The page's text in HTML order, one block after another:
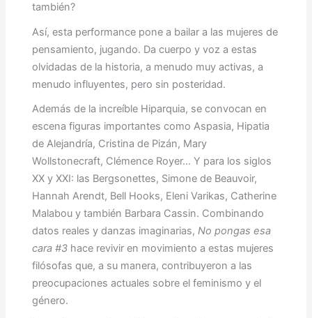
también?
Así, esta performance pone a bailar a las mujeres de
pensamiento, jugando. Da cuerpo y voz a estas
olvidadas de la historia, a menudo muy activas, a
menudo influyentes, pero sin posteridad.
Además de la increíble Hiparquia, se convocan en
escena figuras importantes como Aspasia, Hipatia
de Alejandría, Cristina de Pizán, Mary
Wollstonecraft, Clémence Royer… Y para los siglos
XX y XXI: las Bergsonettes, Simone de Beauvoir,
Hannah Arendt, Bell Hooks, Eleni Varikas, Catherine
Malabou y también Barbara Cassin. Combinando
datos reales y danzas imaginarias, No pongas esa
cara #3hace revivir en movimiento a estas mujeres
filósofas que, a su manera, contribuyeron a las
preocupaciones actuales sobre el feminismo y el
género.